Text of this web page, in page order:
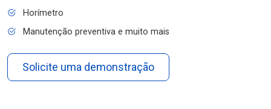
Horímetro
Manutenção preventiva e muito mais
Solicite uma demonstração